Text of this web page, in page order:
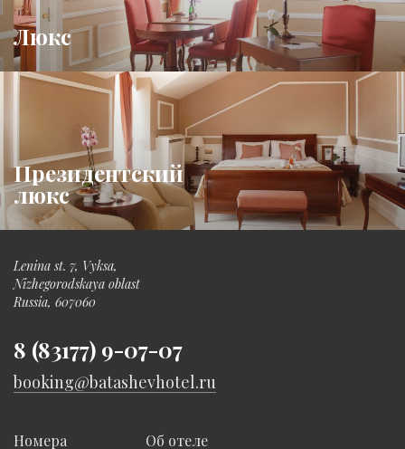
Люкс
Президентский
люкс
Lenina st. 7, Vyksa,
Nizhegorodskaya oblast
Russia, 607060
8 (83177) 9-07-07
booking@batashevhotel.ru
Номера Об отеле